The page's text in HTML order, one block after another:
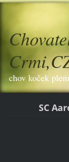
chov koček
SC